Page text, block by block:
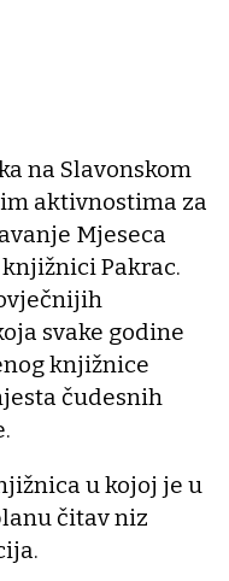
na Slavonskom
aktivnostima za
Mjeseca
Pakrac.
svake godine
knjižnice
čudesnih
u kojoj je u
čitav niz